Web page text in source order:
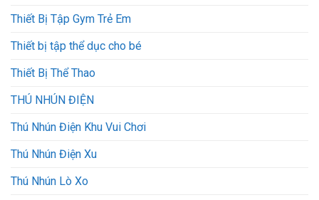
Thiết Bị Tập Gym Trẻ Em
Thiết bị tập thể dục cho bé
Thiết Bị Thể Thao
THÚ NHÚN ĐIỆN
Thú Nhún Điện Khu Vui Chơi
Thú Nhún Điện Xu
Thú Nhún Lò Xo